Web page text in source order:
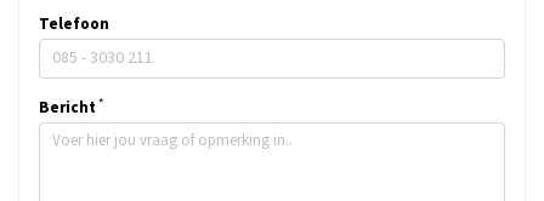
Telefoon
Bericht